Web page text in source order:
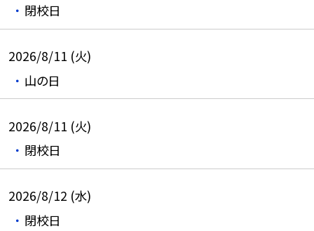
閉校日
2026/8/11 (火)
山の日
2026/8/11 (火)
閉校日
2026/8/12 (水)
閉校日